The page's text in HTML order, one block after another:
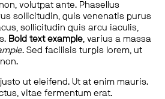
volutpat ante. Phasellus
sollicitudin, quis venenatis purus
sollicitudin quis arcu iaculis,
Bold text example, varius a massa
. Sed facilisis turpis lorem, ut
ut eleifend. Ut at enim mauris.
vitae fermentum erat.